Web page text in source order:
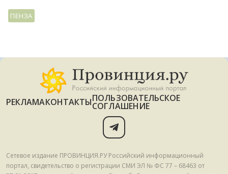
Я
ПЕНЗА
РЕКЛАМАКОНТАКТЫПОЛЬЗОВАТЕЛЬСКОЕ
СОГЛАШЕНИЕ
Сетевое издание ПРОВИНЦИЯ.РУ Российский информационный
портал, свидетельство о регистрации СМИ ЭЛ № ФС 77 – 68463 от